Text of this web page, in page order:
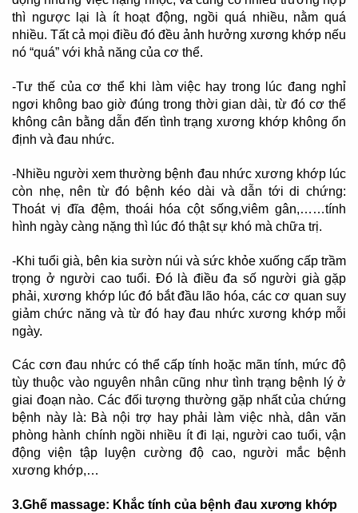
thì ngược lại là ít hoạt động, ngồi quá nhiều, nằm quá
nhiều. Tất cả mọi điều đó đều ảnh hưởng xương khớp nếu
nó “quá” với khả năng của cơ thể.
-Tư thế của cơ thể khi làm việc hay trong lúc đang nghỉ
ngơi không bao giờ đúng trong thời gian dài, từ đó cơ thể
không cân bằng dẫn đến tình trạng xương khớp không ổn
định và đau nhức.
-Nhiều người xem thường bệnh đau nhức xương khớp lúc
còn nhẹ, nên từ đó bệnh kéo dài và dẫn tới di chứng:
Thoát vị đĩa đệm, thoái hóa cột sống,viêm gân,……tính
hình ngày càng nặng thì lúc đó thật sự khó mà chữa trị.
-Khi tuổi già, bên kia sườn núi và sức khỏe xuống cấp trầm
trọng ở người cao tuổi. Đó là điều đa số người già gặp
phải, xương khớp lúc đó bắt đầu lão hóa, các cơ quan suy
giảm chức năng và từ đó hay đau nhức xương khớp mỗi
ngày.
Các cơn đau nhức có thể cấp tính hoặc mãn tính, mức độ
tùy thuộc vào nguyên nhân cũng như tình trạng bệnh lý ở
giai đoạn nào. Các đối tượng thường gặp nhất của chứng
bệnh này là: Bà nội trợ hay phải làm việc nhà, dân văn
phòng hành chính ngồi nhiều ít đi lại, người cao tuổi, vận
động viện tập luyện cường độ cao, người mắc bệnh
xương khớp,…
3.Ghế massage: Khắc tính của bệnh đau xương khớp